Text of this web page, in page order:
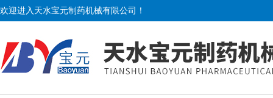
欢迎进入天水宝元制药机械有限公司！